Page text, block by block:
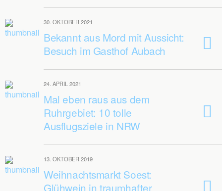
30. OKTOBER 2021
Bekannt aus Mord mit Aussicht:
Besuch im Gasthof Aubach
24. APRIL 2021
Mal eben raus aus dem
Ruhrgebiet: 10 tolle
Ausflugsziele in NRW
13. OKTOBER 2019
Weihnachtsmarkt Soest:
Glühwein in traumhafter